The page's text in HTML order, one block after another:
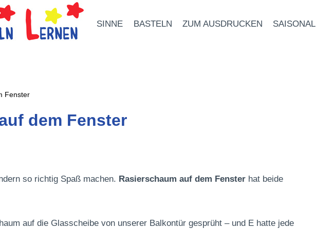
SINNE BASTELN ZUM AUSDRUCKEN SAISONAL
Fenster
dem Fenster
so richtig Spaß machen. Rasierschaum auf dem Fenster hat beide
auf die Glasscheibe von unserer Balkontür gesprüht – und E hatte jede